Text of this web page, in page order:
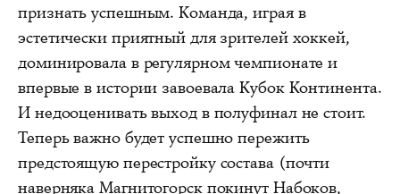
признать успешным. Команда, играя в
эстетически приятный для зрителей хоккей,
доминировала в регулярном чемпионате и
впервые в истории завоевала Кубок Континента.
И недооценивать выход в полуфинал не стоит.
Теперь важно будет успешно пережить
предстоящую перестройку состава (почти
наверняка Магнитогорск покинут Набоков,